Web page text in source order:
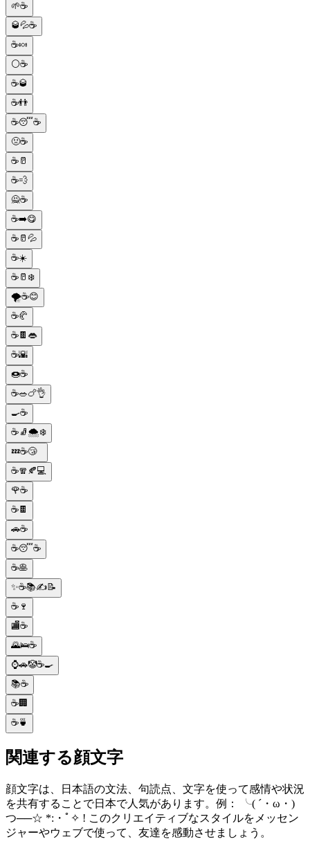
🌱☕
🥃💦☕
☕🍬
⚪️☕
☕🥃
☕👬
☕😴☕
🤢☕
☕🥛
☕💨
🙅☕
☕➡️😋
☕🥛💦
☕☀️
☕🥛❄️
🌪☕😊
☕🥐
☕🍫👄
☕🌇
🍩☕
☕🥗🍗👌
🍳☕
☕🧦🌨❄️
💤☕😴
☕🧣🍂💻
🌹☕
☕🍫
🚗☕
☕😴☕
☕🥞
✨☕📚✍📝
☕🍷
🏬☕
🌄🛌☕
⌚🚗🤡☕🍳
📚☕
☕🏢
☕🍵
関連する顔文字
顔文字は、日本語の文法、句読点、文字を使って感情や状況
を共有することで日本で人気があります。例： ╰( ´・ω・)
つ──☆ *:・ﾟ✧ ! このクリエイティブなスタイルをメッセン
ジャーやウェブで使って、友達を感動させましょう。